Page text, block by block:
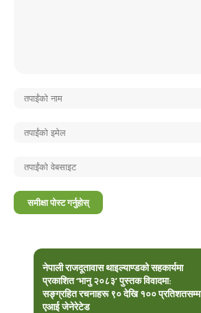
नेपाली राजदूतावास थाइल्याण्डको सहकार्यमा
प्रकाशित ‘भानु २०८३’ पुस्तक विवादमा:
सङ्ग्रहित रचनाहरू ९० देखि १०० प्रतिशतसम्म
एआई जेनेरेटेड